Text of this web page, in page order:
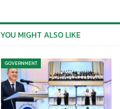
YOU MIGHT ALSO LIKE
GOVERNMENT